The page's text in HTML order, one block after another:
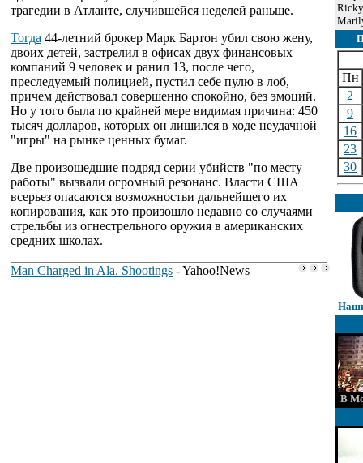
трагедии в Атланте, случившейся неделей раньше.
Тогда 44-летний брокер Марк Бартон убил свою жену,
двоих детей, застрелил в офисах двух финансовых
компаний 9 человек и ранил 13, после чего,
преследуемый полицией, пустил себе пулю в лоб,
причем действовал совершенно спокойно, без эмоций.
Но у того была по крайней мере видимая причина: 450
тысяч долларов, которых он лишился в ходе неудачной
"игры" на рынке ценных бумаг.
Две произошедшие подряд серии убийств "по месту
работы" вызвали огромный резонанс. Власти США
всерьез опасаются возможностьи дальнейшего их
копирования, как это произошло недавно со случаями
стрельбы из огнестрельного оружия в американских
средних школах.
Man Charged in Ala. Shootings - Yahoo!News
Пн
2
9
16
23
30
В